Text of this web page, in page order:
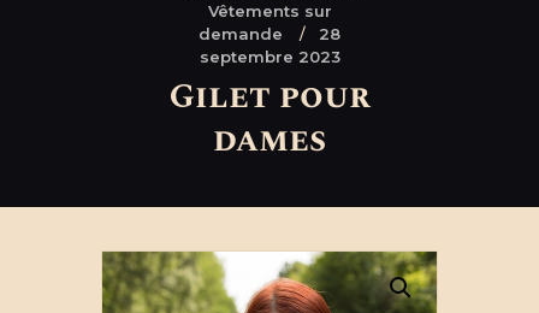
Vêtements sur
demande
28
septembre 2023
Gilet pour
dames